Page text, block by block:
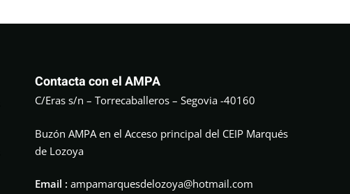
Contacta con el AMPA
C/Eras s/n – Torrecaballeros – Segovia -40160
Buzón AMPA en el Acceso principal del CEIP Marqués
de Lozoya
Email : ampamarquesdelozoya@hotmail.com